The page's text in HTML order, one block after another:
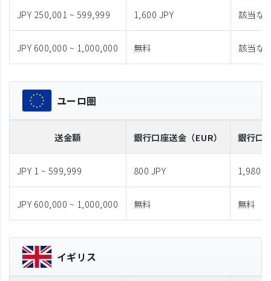
JPY 250,001 ~ 599,999 1,600 JPY 該当な
JPY 600,000 ~ 1,000,000 無料 該当な
ユーロ圏
送金額 銀行口座送金 （EUR） 銀行口
JPY 1 ~ 599,999 800 JPY 1,980
JPY 600,000 ~ 1,000,000 無料 無料
イギリス